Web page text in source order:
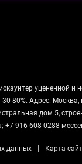
уцененной и
30-80%. Адрес: Москва,
дом 5,
+7 916 608 0288
данных | Карта